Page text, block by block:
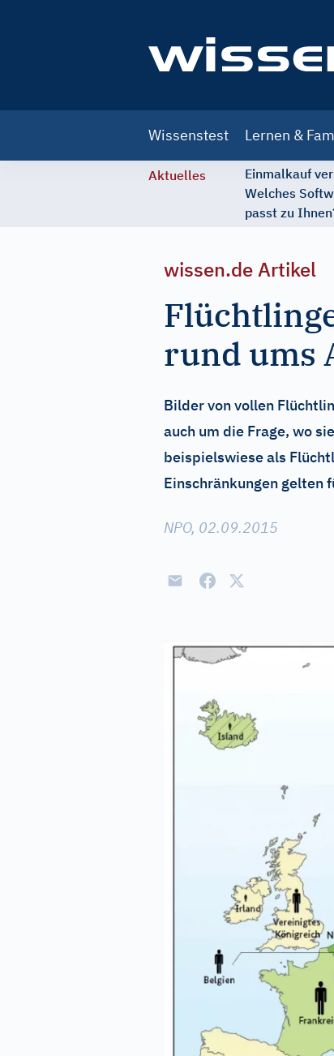
navigation
Wissenstest Lernen &
Aktuelles
Einmalkauf
Welches
passt zu
wissen.de Artikel
rund ums
Bilder von vollen
auch um die Frage, wo
beispielswiese als
Einschränkungen gelten
NPO, 02.09.2015